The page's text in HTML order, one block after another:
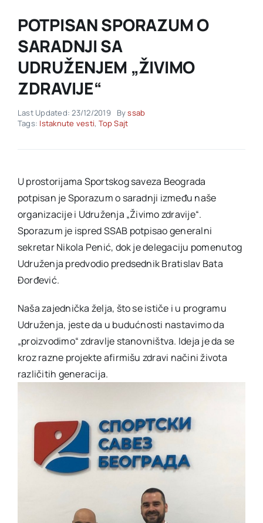
Akti SSAB
Kontakt
POTPISAN SPORAZUM O
SARADNJI SA
UDRUŽENJEM „ŽIVIMO
ZDRAVIJE“
Last Updated: 23/12/2019 Byssab
Tags: Istaknute vesti, Top Sajt
U prostorijama Sportskog saveza Beograda
potpisan je Sporazum o saradnji između naše
organizacije i Udruženja „Živimo zdravije“.
Sporazum je ispred SSAB potpisao generalni
sekretar Nikola Penić, dok je delegaciju pomenutog
Udruženja predvodio predsednik Bratislav Bata
Đorđević.
Naša zajednička želja, što se ističe i u programu
Udruženja, jeste da u budućnosti nastavimo da
„proizvodimo“ zdravlje stanovništva. Ideja je da se
kroz razne projekte afirmišu zdravi načini života
različitih generacija.